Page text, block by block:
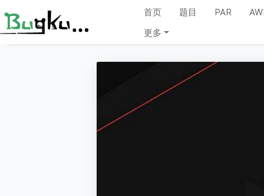
首页 题目 PAR
更多